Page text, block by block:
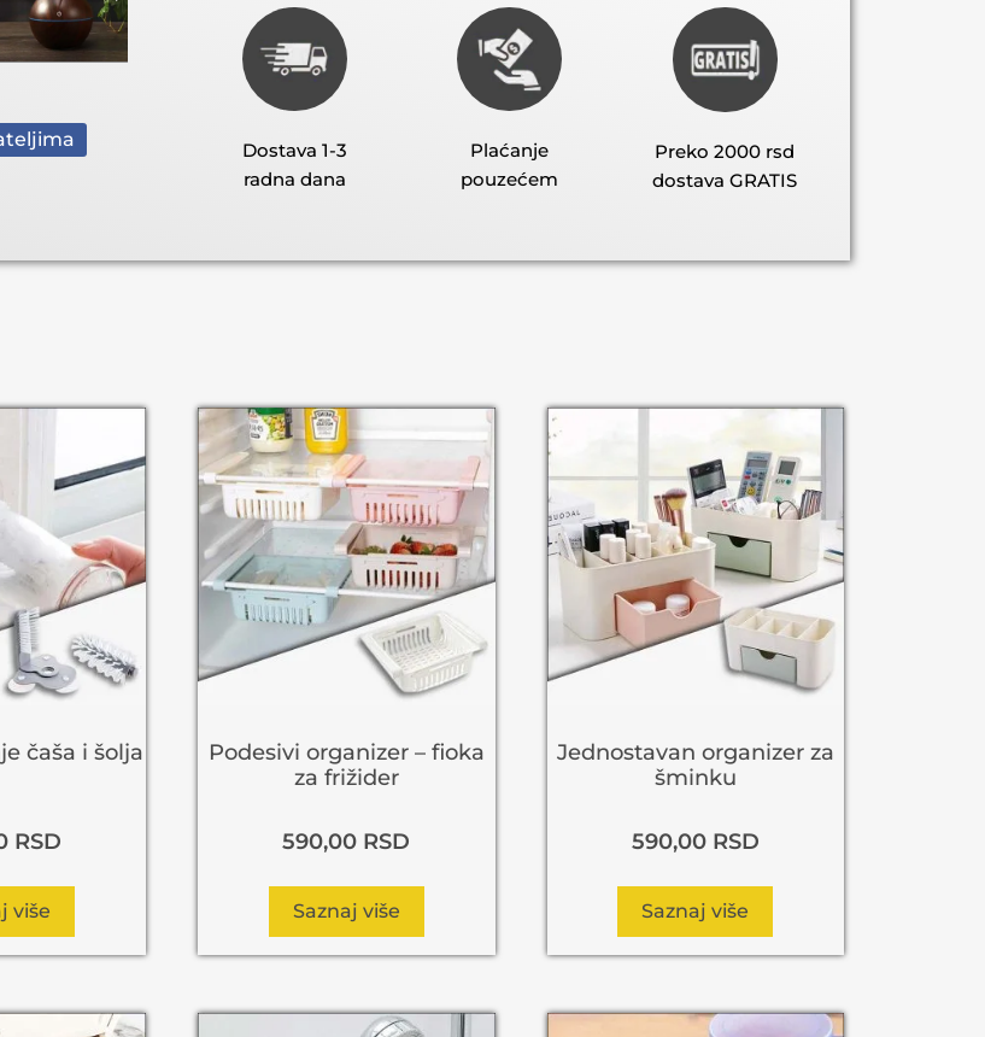
Dostava 1-3
radna dana
Plaćanje
pouzećem
Preko 2000 rsd
dostava GRATIS
čaša i šolja
RSD
više
Podesivi organizer – fioka
za frižider
590,00 RSD
Saznaj više
Jednostavan organizer za
šminku
590,00 RSD
Saznaj više